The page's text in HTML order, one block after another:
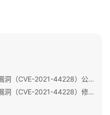
Apache Log4j2 远程代码执行漏洞（CVE-2021-44228）公告
Apache Log4j2 远程代码执行漏洞（CVE-2021-44228）修复指导